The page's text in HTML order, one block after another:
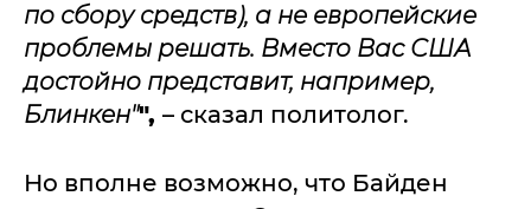
по сбору средств), а не европейские
проблемы решать. Вместо Вас США
достойно представит, например,
Блинкен"", – сказал политолог.
Но вполне возможно, что Байден